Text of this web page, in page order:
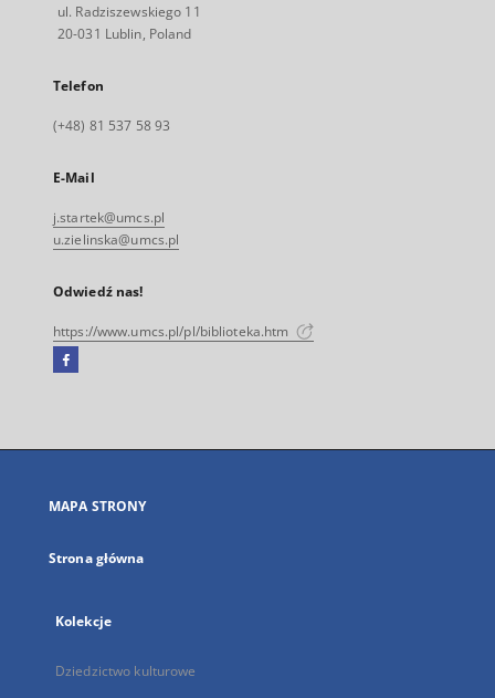
ul. Radziszewskiego 11
20-031 Lublin, Poland
Telefon
(+48) 81 537 58 93
E-Mail
j.startek@umcs.pl
u.zielinska@umcs.pl
Odwiedź nas!
https://www.umcs.pl/pl/biblioteka.htm
Facebook
się
karcie
MAPA STRONY
Strona główna
Kolekcje
Dziedzictwo kulturowe